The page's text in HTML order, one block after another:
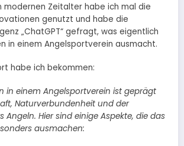
modernen Zeitalter habe ich mal die
genutzt und habe die
„ChatGPT“ gefragt, was eigentlich
in einem Angelsportverein ausmacht.
habe ich bekommen:
in einem Angelsportverein ist geprägt
Naturverbundenheit und der
Angeln. Hier sind einige Aspekte, die das
ausmachen: